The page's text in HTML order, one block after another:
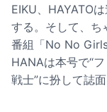
EIKU、HAYATO
する。そして、ち
番組「No No
HANAは本号で“
戦士”に扮して誌面